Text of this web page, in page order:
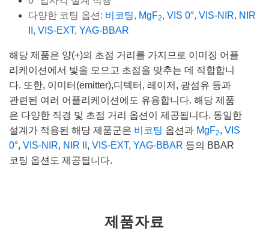
다양한 코팅 옵션: 비코팅, MgF2, VIS 0°, VIS-NIR, NIR
, VIS-EXT, YAG-BBAR
해당 제품은 양(+)의 초점 거리를 가지므로 이미징 어플
리케이션에서 빛을 모으고 초점을 맞추는 데 적합합니
다. 또한, 이미터(emitter),디텍터, 레이저, 광섬유 등과
관련된 여러 어플리케이션에도 유용합니다. 해당 제품
은 다양한 직경 및 초점 거리 옵션이 제공됩니다. 동일한
설계가 적용된 해당 제품군은 비코팅 옵션과 MgF2, VIS
0°, VIS-NIR, NIR II , VIS-EXT, YAG-BBAR 등의 BBAR
코팅 옵션도 제공됩니다.
제품자료